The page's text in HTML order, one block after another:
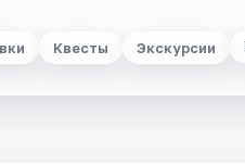
Квесты Экскурсии